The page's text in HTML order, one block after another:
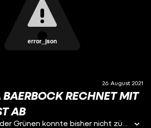
error_json
26. August 2021
RECHNET MIT
AB
Der Wahlkampf der Grünen konnte bisher nicht zünden. Eine schonungslos ehrliche Annalena Baerbock gibt Aufschluss über die Gründe.